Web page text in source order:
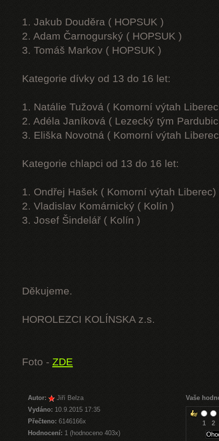
1. Jakub Douděra ( HOPSUK )
2. Adam Čarnogurský ( HOPSUK )
3. Tomáš Markov ( HOPSUK )
Kategorie dívky od 13 do 16 let:
1. Natálie Tužová ( Komorní výtah
2. Adéla Janíková ( Lezecký tým
3. Eliška Novotná ( Komorní výtah
Kategorie chlapci od 13 do 16 let:
1. Ondřej Hašek ( Komorní výtah Liberec)
2. Vladislav Komárnický ( Kolín )
3. Josef Šindelář ( Kolín )
Děkujeme.
HOROLEZCI KOLÍNSKA z.s.
Foto - ZDE
Autor:
Jiří Belza
Vydáno: 10.9.2015 17:35
Přečteno:6146166x
Hodnocení: 1 (hodnoceno 403x)
Vaše
1 2